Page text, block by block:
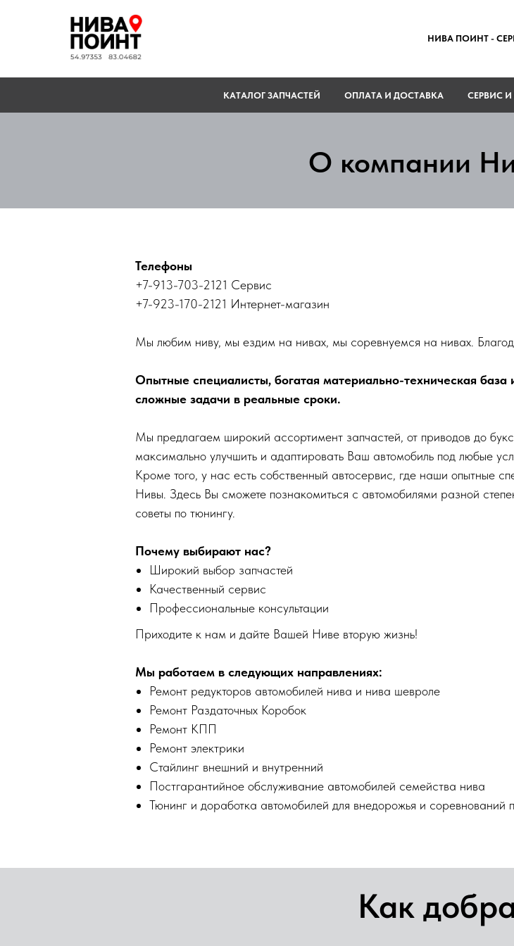
НИВА ПОИНТ -
КАТАЛОГ ЗАПЧАСТЕЙ ОПЛАТА И ДОСТАВКА СЕРВИС
О компании
Телефоны
+7-913-703-2121 Сервис
+7-923-170-2121 Интернет-магазин
Мы любим ниву, мы ездим на нивах, мы соревнуемся на нивах.
Опытные специалисты, богатая материально-техническая
сложные задачи в реальные сроки.
Мы предлагаем широкий ассортимент запчастей, от приводов до
максимально улучшить и адаптировать Ваш автомобиль под любые
Кроме того, у нас есть собственный автосервис, где наши опытные
Нивы. Здесь Вы сможете познакомиться с автомобилями разной
советы по тюнингу.
Почему выбирают нас?
Широкий выбор запчастей
Качественный сервис
Профессиональные консультации
Приходите к нам и дайте Вашей Ниве вторую жизнь!
Мы работаем в следующих направлениях:
Ремонт редукторов автомобилей нива и нива шевроле
Ремонт Раздаточных Коробок
Ремонт КПП
Ремонт электрики
Стайлинг внешний и внутренний
Постгарантийное обслуживание автомобилей семейства нива
Тюнинг и доработка автомобилей для внедорожья и соревнований
Как